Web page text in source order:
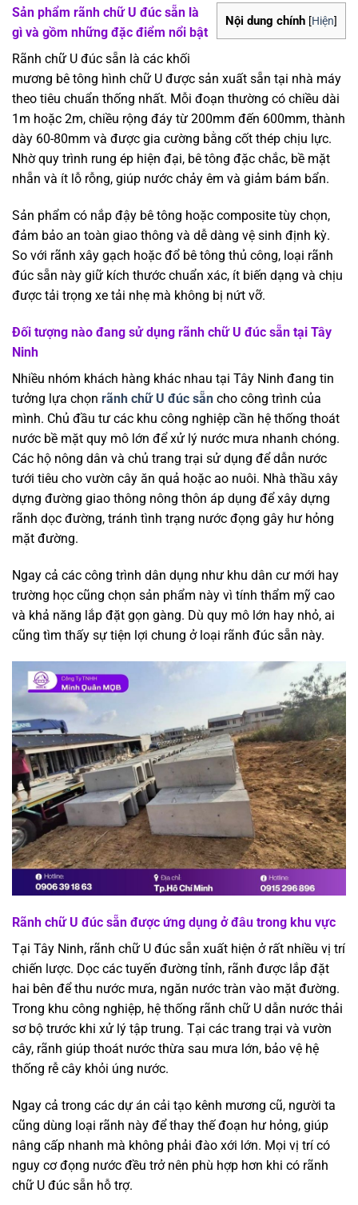
Nội dung chính [Hiện]
Sản phẩm rãnh chữ U đúc sẵn là
gì và gồm những đặc điểm nổi bật
Rãnh chữ U đúc sẵn là các khối
mương bê tông hình chữ U được sản xuất sẵn tại nhà máy
theo tiêu chuẩn thống nhất. Mỗi đoạn thường có chiều dài
1m hoặc 2m, chiều rộng đáy từ 200mm đến 600mm, thành
dày 60-80mm và được gia cường bằng cốt thép chịu lực.
Nhờ quy trình rung ép hiện đại, bê tông đặc chắc, bề mặt
nhẵn và ít lỗ rỗng, giúp nước chảy êm và giảm bám bẩn.
Sản phẩm có nắp đậy bê tông hoặc composite tùy chọn,
đảm bảo an toàn giao thông và dễ dàng vệ sinh định kỳ.
So với rãnh xây gạch hoặc đổ bê tông thủ công, loại rãnh
đúc sẵn này giữ kích thước chuẩn xác, ít biến dạng và chịu
được tải trọng xe tải nhẹ mà không bị nứt vỡ.
Đối tượng nào đang sử dụng rãnh chữ U đúc sẵn tại Tây
Ninh
Nhiều nhóm khách hàng khác nhau tại Tây Ninh đang tin
tưởng lựa chọn rãnh chữ U đúc sẵn cho công trình của
mình. Chủ đầu tư các khu công nghiệp cần hệ thống thoát
nước bề mặt quy mô lớn để xử lý nước mưa nhanh chóng.
Các hộ nông dân và chủ trang trại sử dụng để dẫn nước
tưới tiêu cho vườn cây ăn quả hoặc ao nuôi. Nhà thầu xây
dựng đường giao thông nông thôn áp dụng để xây dựng
rãnh dọc đường, tránh tình trạng nước đọng gây hư hỏng
mặt đường.
Ngay cả các công trình dân dụng như khu dân cư mới hay
trường học cũng chọn sản phẩm này vì tính thẩm mỹ cao
và khả năng lắp đặt gọn gàng. Dù quy mô lớn hay nhỏ, ai
cũng tìm thấy sự tiện lợi chung ở loại rãnh đúc sẵn này.
Rãnh chữ U đúc sẵn được ứng dụng ở đâu trong khu vực
Tại Tây Ninh, rãnh chữ U đúc sẵn xuất hiện ở rất nhiều vị trí
chiến lược. Dọc các tuyến đường tỉnh, rãnh được lắp đặt
hai bên để thu nước mưa, ngăn nước tràn vào mặt đường.
Trong khu công nghiệp, hệ thống rãnh chữ U dẫn nước thải
sơ bộ trước khi xử lý tập trung. Tại các trang trại và vườn
cây, rãnh giúp thoát nước thừa sau mưa lớn, bảo vệ hệ
thống rễ cây khỏi úng nước.
Ngay cả trong các dự án cải tạo kênh mương cũ, người ta
cũng dùng loại rãnh này để thay thế đoạn hư hỏng, giúp
nâng cấp nhanh mà không phải đào xới lớn. Mọi vị trí có
nguy cơ đọng nước đều trở nên phù hợp hơn khi có rãnh
chữ U đúc sẵn hỗ trợ.